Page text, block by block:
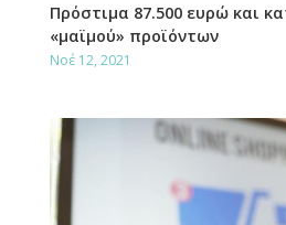
Πρόστιμα 87.500 ευρώ και
«μαϊμού» προϊόντων
Νοέ 12, 2021